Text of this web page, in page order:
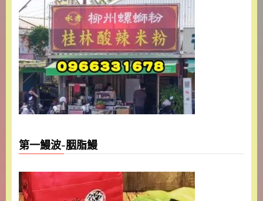
第一鰻波-胭脂鰻